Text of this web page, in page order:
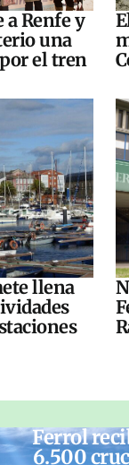
Renfe y
una
el tren
llena
Ferrol
6.500